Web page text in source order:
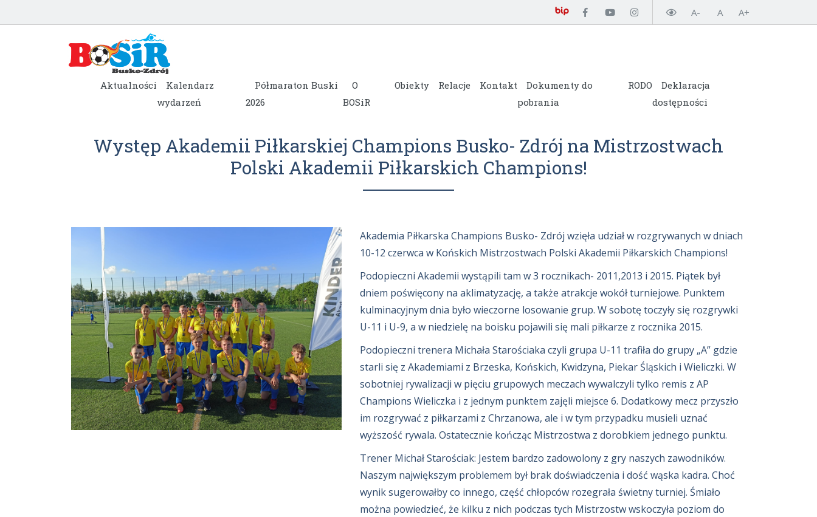
A- A A+
Aktualności
Kalendarz
wydarzeń
Półmaraton Buski
2026
O
BOSiR
Obiekty Relacje Kontakt
Dokumenty do
pobrania
RODO
Deklaracja
dostępności
Występ Akademii Piłkarskiej Champions Busko- Zdrój na Mistrzostwach
Polski Akademii Piłkarskich Champions!
Akademia Piłkarska Champions Busko- Zdrój wzięła udział w rozgrywanych w dniach
10-12 czerwca w Końskich Mistrzostwach Polski Akademii Piłkarskich Champions!
Podopieczni Akademii wystąpili tam w 3 rocznikach- 2011,2013 i 2015. Piątek był
dniem poświęcony na aklimatyzację, a także atrakcje wokół turniejowe. Punktem
kulminacyjnym dnia było wieczorne losowanie grup. W sobotę toczyły się rozgrywki
U-11 i U-9, a w niedzielę na boisku pojawili się mali piłkarze z rocznika 2015.
Podopieczni trenera Michała Starościaka czyli grupa U-11 trafiła do grupy „A” gdzie
starli się z Akademiami z Brzeska, Końskich, Kwidzyna, Piekar Śląskich i Wieliczki. W
sobotniej rywalizacji w pięciu grupowych meczach wywalczyli tylko remis z AP
Champions Wieliczka i z jednym punktem zajęli miejsce 6. Dodatkowy mecz przyszło
im rozgrywać z piłkarzami z Chrzanowa, ale i w tym przypadku musieli uznać
wyższość rywala. Ostatecznie kończąc Mistrzostwa z dorobkiem jednego punktu.
Trener Michał Starościak: Jestem bardzo zadowolony z gry naszych zawodników.
Naszym największym problemem był brak doświadczenia i dość wąska kadra. Choć
wynik sugerowałby co innego, część chłopców rozegrała świetny turniej. Śmiało
można powiedzieć, że kilku z nich podczas tych Mistrzostw wskoczyła poziom do